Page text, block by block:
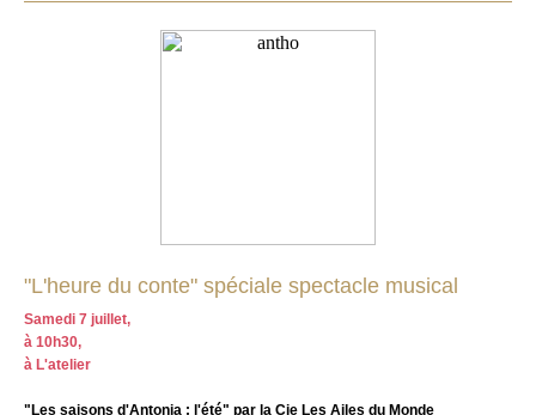
"L'heure du conte" spéciale spectacle musical
Samedi 7 juillet,
à 10h30,
à L'atelier
"Les saisons d'Antonia : l'été" par la Cie Les Ailes du Monde